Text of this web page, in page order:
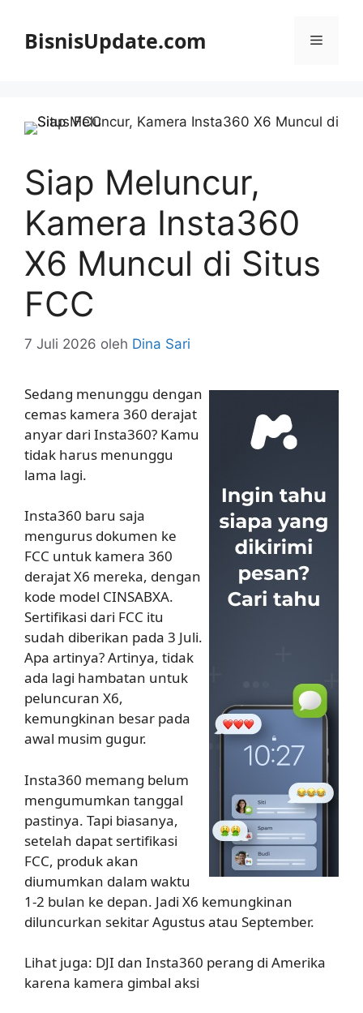
BisnisUpdate.com Menu
Siap Meluncur,
Kamera Insta360
X6 Muncul di Situs
FCC
7 Juli 2026 oleh Dina Sari
Sedang menunggu dengan
cemas kamera 360 derajat
anyar dari Insta360? Kamu
tidak harus menunggu
lama lagi.
Insta360 baru saja
mengurus dokumen ke
FCC untuk kamera 360
derajat X6 mereka, dengan
kode model CINSABXA.
Sertifikasi dari FCC itu
sudah diberikan pada 3 Juli.
Apa artinya? Artinya, tidak
ada lagi hambatan untuk
peluncuran X6,
kemungkinan besar pada
awal musim gugur.
Insta360 memang belum
mengumumkan tanggal
pastinya. Tapi biasanya,
setelah dapat sertifikasi
FCC, produk akan
diumumkan dalam waktu
1-2 bulan ke depan. Jadi X6 kemungkinan
diluncurkan sekitar Agustus atau September.
Lihat juga: DJI dan Insta360 perang di Amerika
karena kamera gimbal aksi